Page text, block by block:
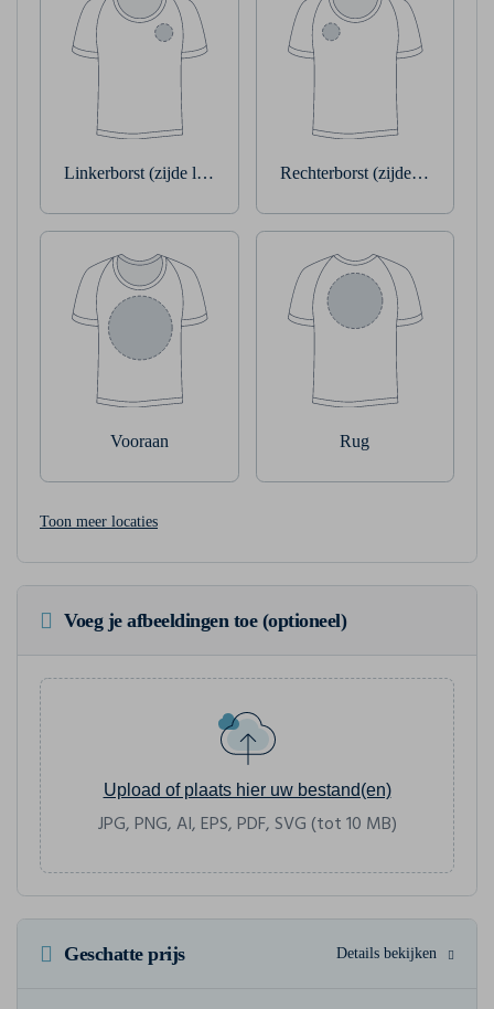
Linkerborst (zijde linkerarm) Rechterborst (zijde
Vooraan Rug
Toon meer locaties
Voeg je afbeeldingen toe (optioneel)
Upload of plaats hier uw bestand(en)
JPG, PNG, AI, EPS, PDF, SVG (tot 10 MB)
Geschatte prijs Details bekijken